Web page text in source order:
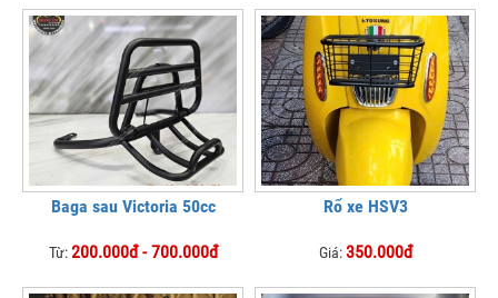
Baga sau Victoria 50cc
Từ:200.000đ - 700.000đ
Rổ xe HSV3
Giá:350.000đ